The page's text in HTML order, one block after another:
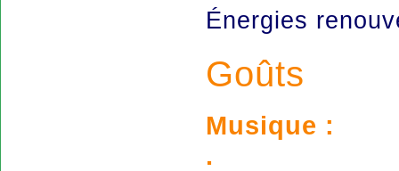
Énergies
Goûts
Musique :
.